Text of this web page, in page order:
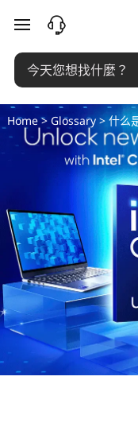
什
么
是
H
L
标
记
？
跳至主要內容
Home> Glossary> 什么